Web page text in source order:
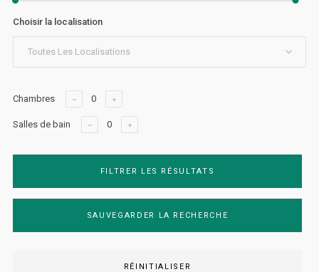
Choisir la localisation
Toutes Les Localisations
Chambres
Salles de bain
FILTRER LES RÉSULTATS
SAUVEGARDER LA RECHERCHE
RÉINITIALISER